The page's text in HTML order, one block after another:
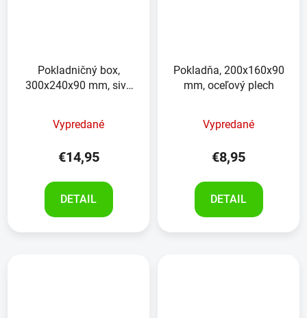
Pokladničný box,
300x240x90 mm, sivý
Vypredané
€14,95
DETAIL
Pokladňa, 200x160x90
mm, oceľový plech
Vypredané
€8,95
DETAIL